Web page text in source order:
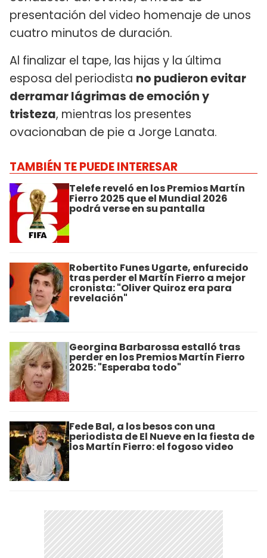
presentación del video homenaje de unos
cuatro minutos de duración.
Al finalizar el tape, las hijas y la última
esposa del periodista no pudieron evitar
derramar lágrimas de emoción y
tristeza, mientras los presentes
ovacionaban de pie a Jorge Lanata.
TAMBIÉN TE PUEDE INTERESAR
Telefe reveló en los Premios Martín
Fierro 2025 que el Mundial 2026
podrá verse en su pantalla
Robertito Funes Ugarte, enfurecido
tras perder el Martín Fierro a mejor
cronista: "Oliver Quiroz era para
revelación"
Georgina Barbarossa estalló tras
perder en los Premios Martín Fierro
2025: "Esperaba todo"
Fede Bal, a los besos con una
periodista de El Nueve en la fiesta de
los Martín Fierro: el fogoso video